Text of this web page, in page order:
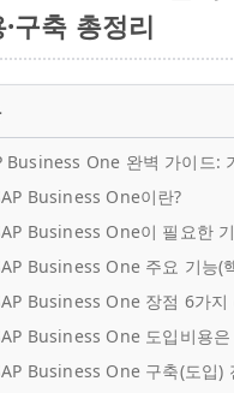
·구축 총정리
One 완벽 가이드: 기능·장점·도입비용·구축 체
Business One이란?
Business One이 필요한 기업 특징 (
Business One 주요 기능(핵심
Business One 장점 6가지 (왜
Business One 도입비용은 얼마나 들까? (
Business One 구축(도입) 전에 꼭 확